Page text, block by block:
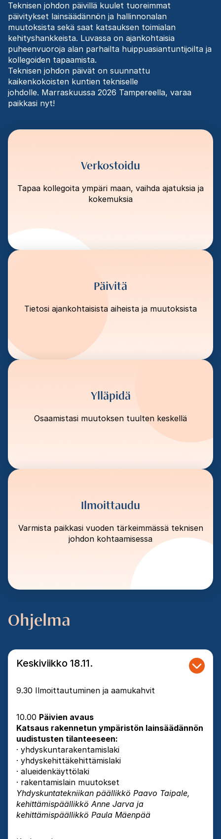
Teknisen johdon päivillä kuulet tuoreimmat
päivitykset lainsäädännön ja hallinnonalan
muutoksista sekä saat katsauksen toimialan
kehityshankkeista. Luvassa on ajankohtaisia
puheenvuoroja alan parhailta huippuasiantuntijoilta ja
kollegoiden tapaamista.
Teknisen johdon päivät on suunnattu
kaikenkokoisten kuntien tekniselle
johdolle. Marraskuussa 2026 Tampereella, varaa
paikkasi nyt!
Verkostoidu
Tapaa kollegoita ympäri maan, vaihda ajatuksia ja
kokemuksia​
Päivitä
Tietosi ajankohtaisista aiheista ja muutoksista
Ylläpidä
Osaamistasi muutoksen tuulten keskellä
Ilmoittaudu
Varmista paikkasi vuoden tärkeimmässä teknisen
johdon kohtaamisessa
Ohjelma
Keskiviikko 18.11.
9.30 Ilmoittautuminen ja aamukahvit
10.00 Päivien avaus
Katsaus rakennetun ympäristön lainsäädännön
uudistusten tilanteeseen:
· yhdyskuntarakentamislaki
· yhdyskehittäkehittämislaki
· alueidenkäyttölaki
· rakentamislain muutokset
Yhdyskuntatekniikan päällikkö Paavo Taipale,
kehittämispäällikkö Anne Jarva ja
kehittämispäällikkö Paula Mäenpää